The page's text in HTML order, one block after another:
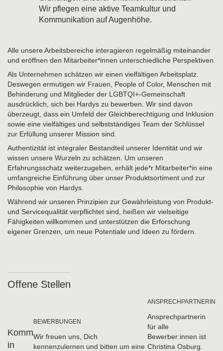
Wir pflegen eine aktive Teamkultur und
Kommunikation auf Augenhöhe.
Alle unsere Arbeitsbereiche interagieren regelmäßig miteinander
und eröffnen den Mitarbeiter*innen unterschiedliche Perspektiven.
Als Unternehmen schätzen wir einen vielfältigen Arbeitsplatz.
Deswegen ermutigen wir Frauen, People of Color, Menschen mit
Behinderung und Mitglieder der LGBTQI+-Gemeinschaft
ausdrücklich, sich bei Hardys zu bewerben. Wir sind davon
überzeugt, dass ein Umfeld der Gleichberechtigung und Inklusion
sowie eine vielfältiges und selbstständiges Team der Schlüssel
zur Erfüllung unserer Mission sind.
Authentizität ist integraler Bestandteil unserer Identität und wir
wissen unsere Wurzeln zu schätzen. Um unseren
Erfahrungsschatz weiterzugeben, erhält jede*r Mitarbeiter*in eine
umfangreiche Einführung über unser Produktsortiment und zur
Philosophie von Hardys.
Während wir unseren Prinzipien zur Gewährleistung von Produkt-
und Servicequalität verpflichtet sind, heißen wir vielseitige
Fähigkeiten willkommen und unterstützen die Erforschung
eigener Grenzen, um neue Potentiale und Ideen zu fördern.
Offene Stellen
Komm
in
BEWERBUNGEN
Wir freuen uns, Dich
kennenzulernen und bitten um eine
ANSPRECHPARTNERIN
Ansprechpartnerin
für alle
Bewerber:innen ist
Christina Osburg.